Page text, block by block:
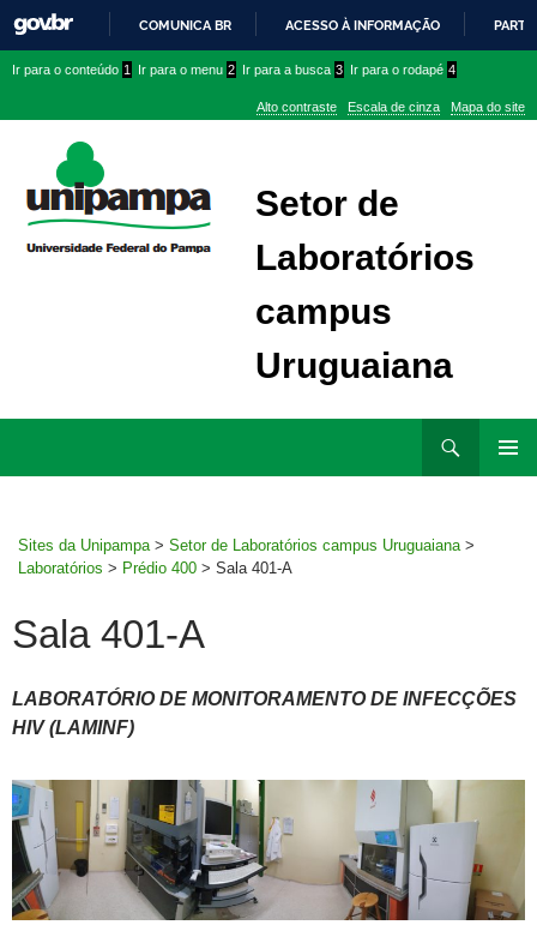
PARA
CONTEÚDO
COMUNICA BR ACESSO À INFORMAÇÃO
conteúdo
menu
superior
menu
Ir para o conteúdo 1 Ir para o menu 2 Ir para a busca 3 Ir para o rodapé 4
Alto contraste Escala de cinza Mapa do site
Setor de
Laboratórios
campus
Uruguaiana
Sites da Unipampa > Setor de Laboratórios campus Uruguaiana >
Laboratórios > Prédio 400 > Sala 401-A
Sala 401-A
LABORATÓRIO DE MONITORAMENTO DE INFECÇÕES
HIV (LAMINF)